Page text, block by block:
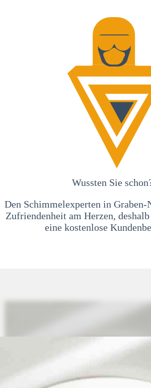
Wussten Sie
Den Schimmelexperten in
Zufriendenheit am Herzen,
eine kostenlose